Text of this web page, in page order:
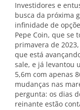
Investidores e
busca da próxima
infinidade de
Pepe Coin, que se
primavera de
que está
sale, e já levantou
5,6m com apenas
mudanças nas
pergunta: os dias
reinante estão